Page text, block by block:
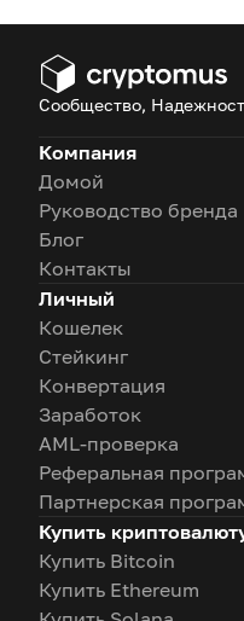
Сообщество,
Компания
Домой
Руководство бренда
Блог
Контакты
Личный
Кошелек
Стейкинг
Конвертация
Заработок
AML-проверка
Реферальная
Партнерская
Купить
Купить Bitcoin
Купить Ethereum